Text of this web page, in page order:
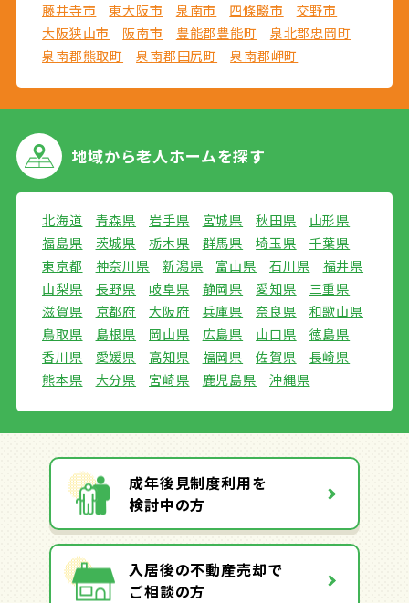
藤井寺市
東大阪市 泉南市 四條畷市
交野市
大阪狭山市
阪南市 豊能郡豊能町
泉北郡忠岡町
泉南郡熊取町
泉南郡田尻町 泉南郡岬町
地域から老人ホームを探す
北海道 青森県 岩手県 宮城県 秋田県
山形県
福島県
茨城県 栃木県 群馬県 埼玉県
千葉県
東京都
神奈川県 新潟県 富山県 石川県
福井県
山梨県
長野県 岐阜県 静岡県 愛知県
三重県
滋賀県
京都府 大阪府 兵庫県 奈良県
和歌山県
鳥取県
島根県 岡山県 広島県 山口県
徳島県
香川県
愛媛県 高知県 福岡県 佐賀県
長崎県
熊本県
大分県 宮崎県 鹿児島県 沖縄県
成年後見制度利用を
検討中の方
入居後の不動産売却で
ご相談の方